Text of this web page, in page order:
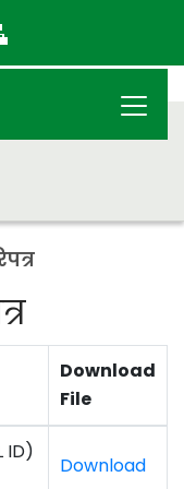
Download
File
ID)
Download